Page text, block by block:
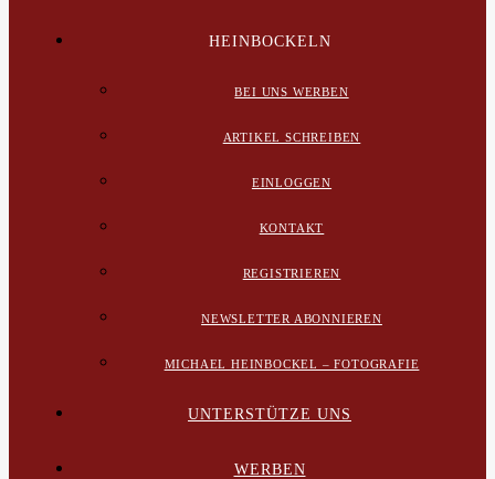
HEINBOCKELN
BEI UNS WERBEN
ARTIKEL SCHREIBEN
EINLOGGEN
KONTAKT
REGISTRIEREN
NEWSLETTER ABONNIEREN
MICHAEL HEINBOCKEL – FOTOGRAFIE
UNTERSTÜTZE UNS
WERBEN